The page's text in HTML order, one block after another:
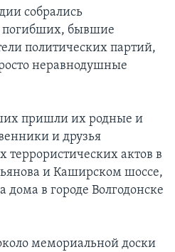
собрались
погибших, бывшие
политических партий,
неравнодушные
пришли их родные и
и друзья
террористических актов в
и Каширском шоссе,
дома в городе Волгодонске
мемориальной доски